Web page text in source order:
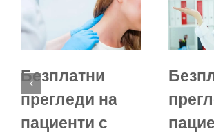
Безплатни
прегледи на
пациенти с